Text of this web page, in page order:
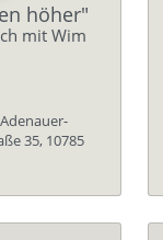
höher"
mit Wim
35, 10785